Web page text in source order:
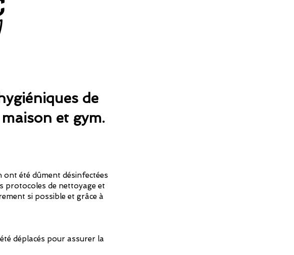
de
et gym.
été dûment désinfectées
protocoles de nettoyage et
si possible et grâce à
déplacés pour assurer la